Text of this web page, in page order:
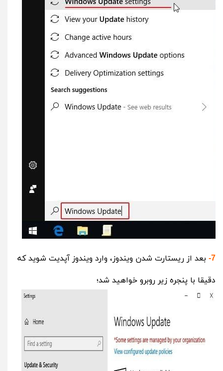
7-
بعد از ریستارت شدن ویندوز، وارد ویندوز آپدیت شوید که
دقیقا با پنجره زیر روبرو خواهید شد؛